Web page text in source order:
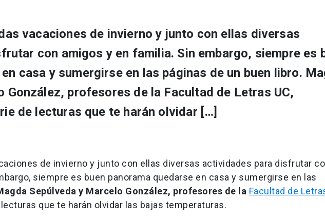
vacaciones de invierno y junto con ellas diversas
con amigos y en familia. Sin embargo, siempre es
casa y sumergirse en las páginas de un buen libro.
González, profesores de la Facultad de Letras UC,
de lecturas que te harán olvidar […]
de invierno y junto con ellas diversas actividades para disfrutar
siempre es buen panorama quedarse en casa y sumergirse en las
Sepúlveda y Marcelo González, profesores de la Facultad de
que te harán olvidar las bajas temperaturas.